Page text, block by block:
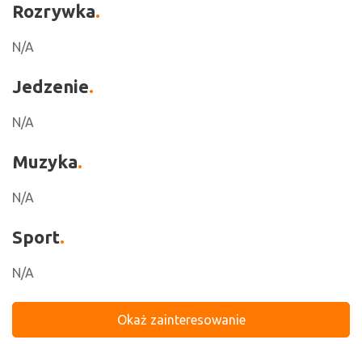
Rozrywka
N/A
Jedzenie
N/A
Muzyka
N/A
Sport
N/A
Okaż zainteresowanie